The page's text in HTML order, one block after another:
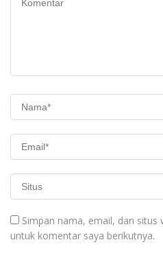
Simpan nama, email, dan situs
untuk komentar saya berikutnya.